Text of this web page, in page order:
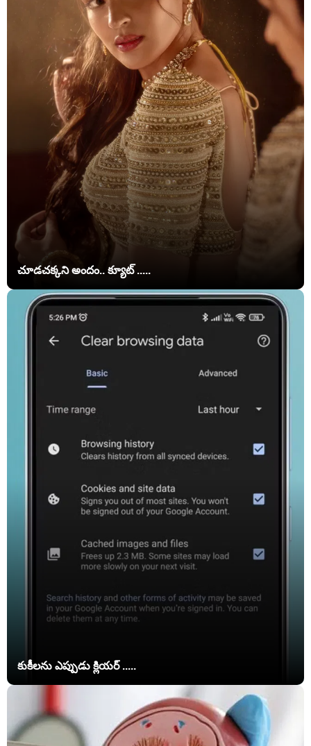
చూడచక్కని అందం.. క్యూట్ .....
కుకీలను ఎప్పుడు క్లియర్ .....